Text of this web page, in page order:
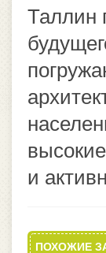
Таллин
и
ПОХОЖИЕ